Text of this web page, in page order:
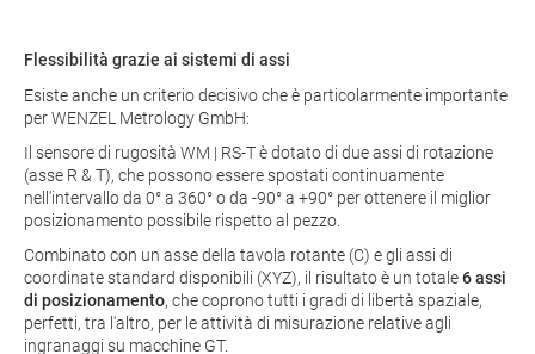
Flessibilità grazie ai sistemi di assi
Esiste anche un criterio decisivo che è particolarmente importante
per WENZEL Metrology GmbH:
Il sensore di rugosità WM | RS-T è dotato di due assi di rotazione
(asse R & T), che possono essere spostati continuamente
nell'intervallo da 0° a 360° o da -90° a +90° per ottenere il miglior
posizionamento possibile rispetto al pezzo.
Combinato con un asse della tavola rotante (C) e gli assi di
coordinate standard disponibili (XYZ), il risultato è un totale6 assi
di posizionamento, che coprono tutti i gradi di libertà spaziale,
perfetti, tra l'altro, per le attività di misurazione relative agli
ingranaggi su macchine GT.